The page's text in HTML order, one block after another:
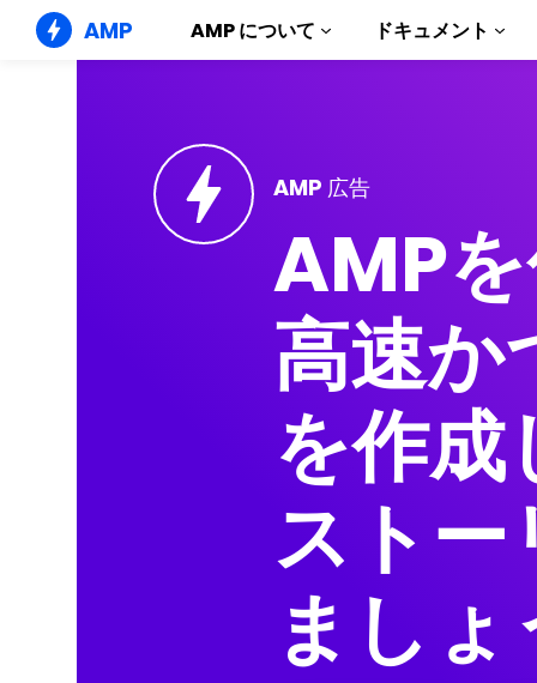
!
AMP AMP について
誰もが気軽に楽しめるストーリー
AMP 広告
超高速なウェブ広告
次世代型メール
ドキュメント
コンポー
AMP ライ
実例
Hands-on
コース
無料の
テンプレー
すぐに使え
構築を始め
AMP 広告
AMP
高速か
を作
ストー
まし